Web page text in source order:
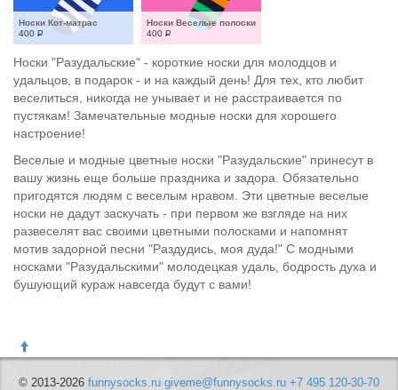
Носки Кот-матрас
400 Р
Носки Веселые полоски
400 Р
Носки "Разудальские" - короткие носки для молодцов и
удальцов, в подарок - и на каждый день! Для тех, кто любит
веселиться, никогда не унывает и не расстраивается по
пустякам! Замечательные модные носки для хорошего
настроение!
Веселые и модные цветные носки "Разудальские" принесут в
вашу жизнь еще больше праздника и задора. Обязательно
пригодятся людям с веселым нравом. Эти цветные веселые
носки не дадут заскучать - при первом же взгляде на них
развеселят вас своими цветными полосками и напомнят
мотив задорной песни "Раздудись, моя дуда!" С модными
носками "Разудальскими" молодецкая удаль, бодрость духа и
бушующий кураж навсегда будут с вами!
© 2013-2026 funnysocks.ru giveme@funnysocks.ru +7 495 120-30-70